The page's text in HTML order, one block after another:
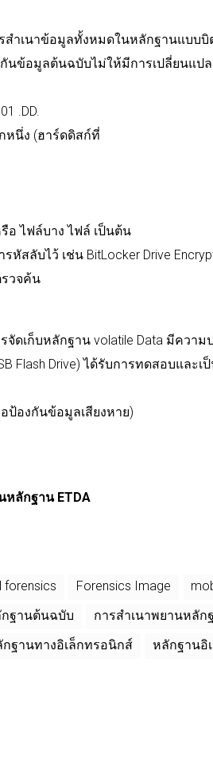
สำเนาข้อมูลทั้งหมดในหลักฐานแบบบิ
กันข้อมูลต้นฉบับไม่ให้มีการเปลี่ยนแปล
.DD.
หนึ่ง (ฮาร์ดดิสก์ที่
อ ไฟล์บาง ไฟล์ เป็นต้น
รหัสลับไว้ เช่น BitLocker Drive
วจค้น
จัดเก็บหลักฐาน volatile Data มีความ
Flash Drive)ได้รับการทดสอบและเ
อป้องกันข้อมูลเสียงหาย)
หลักฐานETDA
forensics Forensics Image
ฐานต้นฉบับ การสำเนาพยานหลั
ฐานทางอิเล็กทรอนิกส์
หลักฐานอิ